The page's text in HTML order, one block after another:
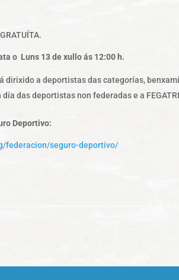
o Luns 13 de xullo ás 12:00 h.
dirixido a deportistas das categorías,
das deportistas non federadas e a
Deportivo:
federacion/seguro-deportivo/